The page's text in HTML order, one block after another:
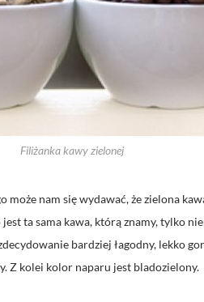
Filiżanka kawy zielonej
nam się wydawać, że zielona
ta sama kawa, którą znamy, tylko
bardziej łagodny, lekko
Z kolei kolor naparu jest bladozielony.